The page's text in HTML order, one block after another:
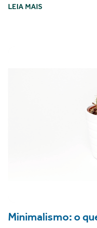
LEIA MAIS
Minimalismo: o